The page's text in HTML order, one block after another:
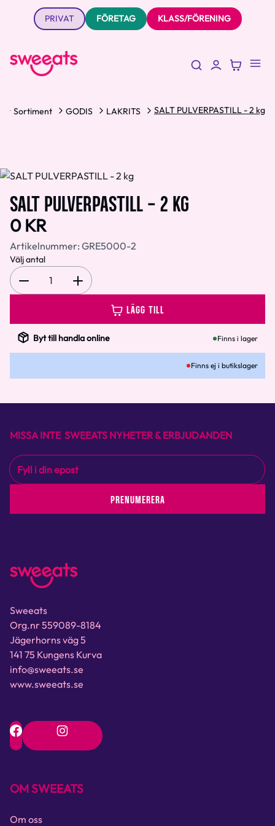
PRIVAT FÖRETAG KLASS/FÖRENING
Sortiment GODIS LAKRITS SALT PULVERPASTILL - 2 kg
SALT PULVERPASTILL - 2 KG
0 KR
Artikelnummer: GRE5000-2
Välj antal
1
LÄGG TILL
Byt till handla online Finns i lager
Finns ej i butikslager
MISSA INTE SWEEATS NYHETER & ERBJUDANDEN
PRENUMERERA
Sweeats
Org.nr 559089-8184
Jägerhorns väg 5
141 75 Kungens Kurva
info@sweeats.se
www.sweeats.se
OM SWEEATS
Om oss